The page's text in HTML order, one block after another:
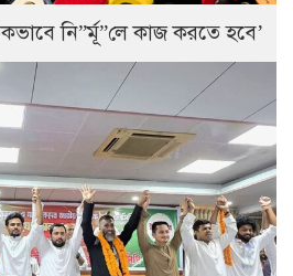
নি”র্মূ”লে কাজ করতে হবে’